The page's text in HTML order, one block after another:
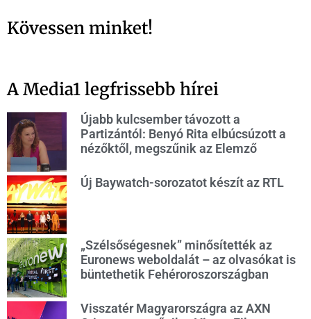
Kövessen minket!
A Media1 legfrissebb hírei
Újabb kulcsember távozott a
Partizántól: Benyó Rita elbúcsúzott a
nézőktől, megszűnik az Elemző
Új Baywatch-sorozatot készít az RTL
„Szélsőségesnek” minősítették az
Euronews weboldalát – az olvasókat is
büntethetik Fehéroroszországban
Visszatér Magyarországra az AXN